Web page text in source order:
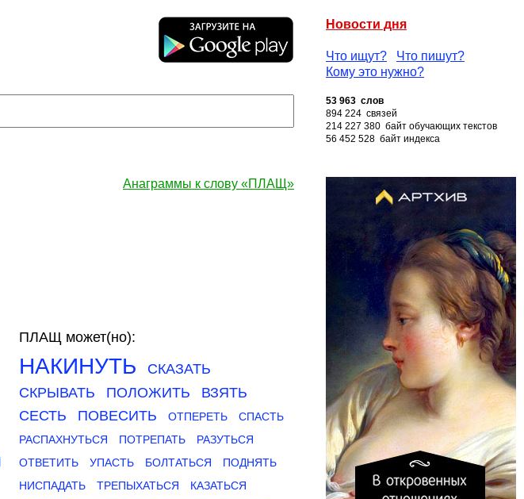
Новости дня
Что ищут?
Что пишут?
Кому это нужно?
53 963 слов
894 224 связей
214 227 380 байт обучающих текстов
56 452 528 байт индекса
Анаграммы к слову «ПЛАЩ»
ПЛАЩ может(но):
НАКИНУТЬ
СКАЗАТЬ
СКРЫВАТЬ
ПОЛОЖИТЬ
ВЗЯТЬ
СЕСТЬ
ПОВЕСИТЬ ОТПЕРЕТЬ
СПАСТЬ
РАСПАХНУТЬСЯ
ПОТРЕПАТЬ
РАЗУТЬСЯ
ОТВЕТИТЬ
УПАСТЬ БОЛТАТЬСЯ
ПОДНЯТЬ
НИСПАДАТЬ
ТРЕПЫХАТЬСЯ
КАЗАТЬСЯ